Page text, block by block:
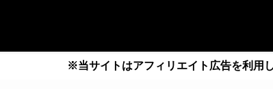
※当サイトはアフィリエイト広告を利用